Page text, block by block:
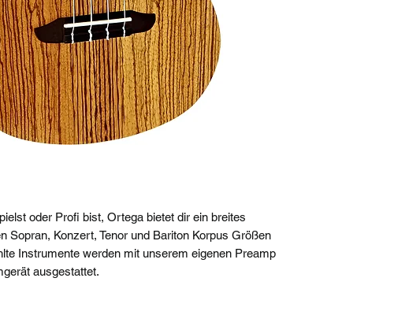
oder Profi bist, Ortega bietet dir ein breites
Sopran, Konzert, Tenor und Bariton Korpus Größen
Instrumente werden mit unserem eigenen Preamp
ausgestattet.